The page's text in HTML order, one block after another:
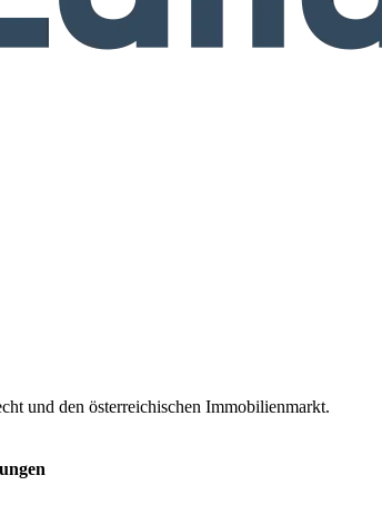
und den österreichischen Immobilienmarkt.